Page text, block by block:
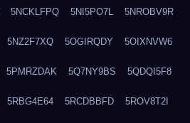
5NCKLFPQ 5NI5PO7L 5NROBV9R
5NZ2F7XQ 5OGIRQDY 5OIXNVW6
5PMRZDAK 5Q7NY9BS 5QDQI5F8
5RBG4E64 5RCDBBFD 5ROV8T2I